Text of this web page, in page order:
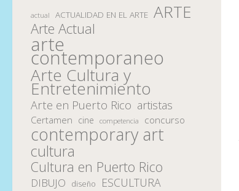
actual ACTUALIDAD EN EL ARTE ARTE
Arte Actual
arte
contemporaneo
Arte Cultura y
Entretenimiento
Arte en Puerto Rico artistas
Certamen cine competencia concurso
contemporary art
cultura
Cultura en Puerto Rico
DIBUJO diseño ESCULTURA